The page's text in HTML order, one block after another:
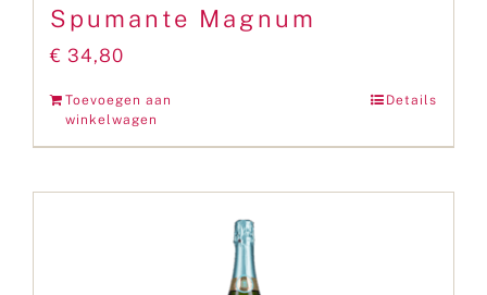
Spumante Magnum
€ 34,80
Toevoegen aan
winkelwagen
Details